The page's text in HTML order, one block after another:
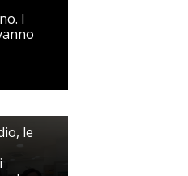
I
le